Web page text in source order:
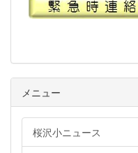
メニュー
桜沢小ニュース